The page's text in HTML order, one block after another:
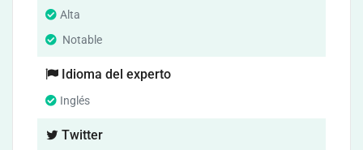
Alta
Notable
Idioma del experto
Inglés
Twitter